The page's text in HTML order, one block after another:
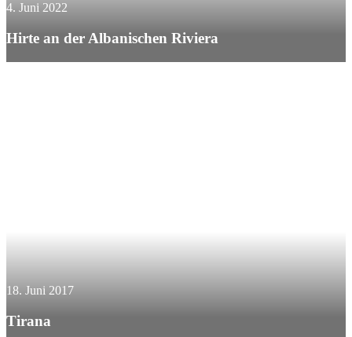
4. Juni 2022
Hirte an der Albanischen Riviera
18. Juni 2017
Tirana